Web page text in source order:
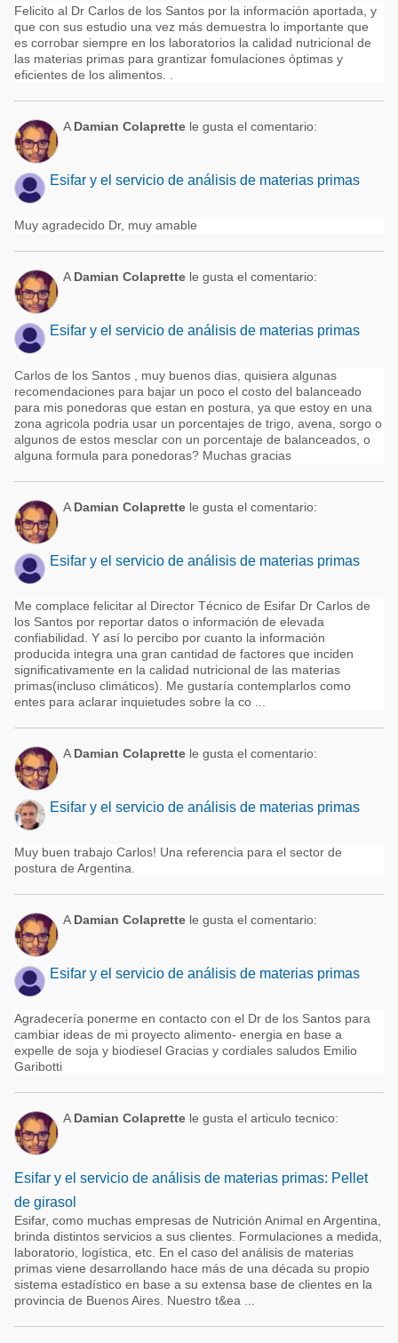
Felicito al Dr Carlos de los Santos por la información aportada, y
que con sus estudio una vez más demuestra lo importante que
es corrobar siempre en los laboratorios la calidad nutricional de
las materias primas para grantizar fomulaciones óptimas y
eficientes de los alimentos. .
A Damian Colaprette le gusta el comentario:
Esifar y el servicio de análisis de materias primas
Muy agradecido Dr, muy amable
A Damian Colaprette le gusta el comentario:
Esifar y el servicio de análisis de materias primas
Carlos de los Santos , muy buenos dias, quisiera algunas
recomendaciones para bajar un poco el costo del balanceado
para mis ponedoras que estan en postura, ya que estoy en una
zona agricola podria usar un porcentajes de trigo, avena, sorgo o
algunos de estos mesclar con un porcentaje de balanceados, o
alguna formula para ponedoras? Muchas gracias
A Damian Colaprette le gusta el comentario:
Esifar y el servicio de análisis de materias primas
Me complace felicitar al Director Técnico de Esifar Dr Carlos de
los Santos por reportar datos o información de elevada
confiabilidad. Y así lo percibo por cuanto la información
producida integra una gran cantidad de factores que inciden
significativamente en la calidad nutricional de las materias
primas(incluso climáticos). Me gustaría contemplarlos como
entes para aclarar inquietudes sobre la co ...
A Damian Colaprette le gusta el comentario:
Esifar y el servicio de análisis de materias primas
Muy buen trabajo Carlos! Una referencia para el sector de
postura de Argentina.
A Damian Colaprette le gusta el comentario:
Esifar y el servicio de análisis de materias primas
Agradecería ponerme en contacto con el Dr de los Santos para
cambiar ideas de mi proyecto alimento- energia en base a
expelle de soja y biodiesel Gracias y cordiales saludos Emilio
Garibotti
A Damian Colaprette le gusta el articulo tecnico:
Esifar y el servicio de análisis de materias primas: Pellet
de girasol
Esifar, como muchas empresas de Nutrición Animal en Argentina,
brinda distintos servicios a sus clientes. Formulaciones a medida,
laboratorio, logística, etc. En el caso del análisis de materias
primas viene desarrollando hace más de una década su propio
sistema estadístico en base a su extensa base de clientes en la
provincia de Buenos Aires. Nuestro t&ea ...